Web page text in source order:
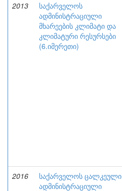
2013
საქარველოს
ადმინისტრაციული
მხარეების კლიმატი და
კლიმატური რესურსები
(6.იმერეთი)
2016
საქარველოს ცალკეული
ადმინისტრაციული